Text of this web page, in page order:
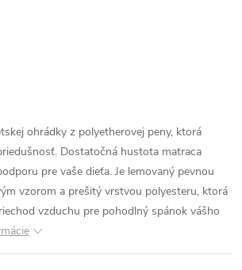
ohrádky z polyetherovej peny, ktorá
Dostatočná hustota matraca
pre vaše dieťa. Je lemovaný pevnou
vzorom a prešitý vrstvou polyesteru, ktorá
vzduchu pre pohodlný spánok vášho